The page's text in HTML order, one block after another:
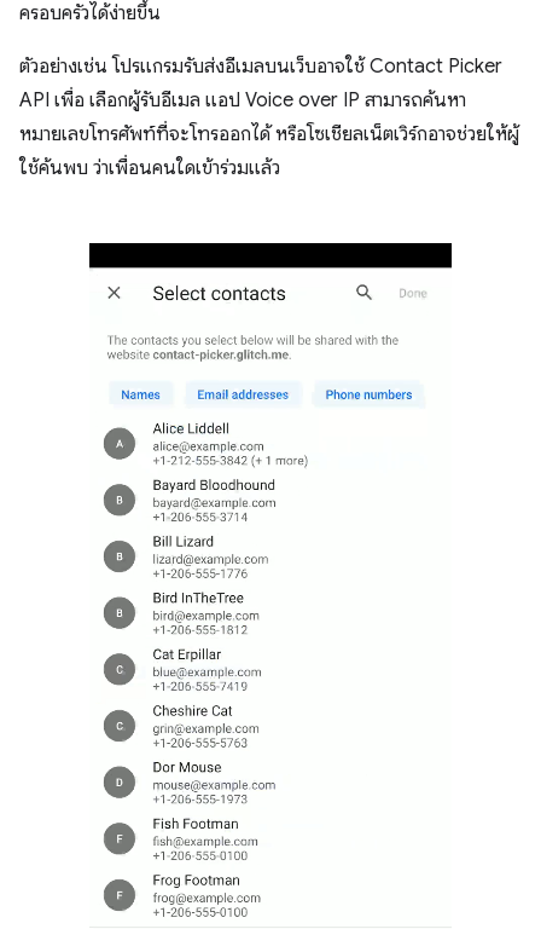
ครอบครัวได้ง่ายขึ้น
ตัวอย่างเช่น โปรแกรมรับส่งอีเมลบนเว็บอาจใช้ Contact Picker
API เพื่อ เลือกผู้รับอีเมล แอป Voice over IP สามารถค้นหา
หมายเลขโทรศัพท์ที่จะโทรออกได้ หรือโซเชียลเน็ตเวิร์กอาจช่วยให้ผู้
ใช้ค้นพบ ว่าเพื่อนคนใดเข้าร่วมแล้ว